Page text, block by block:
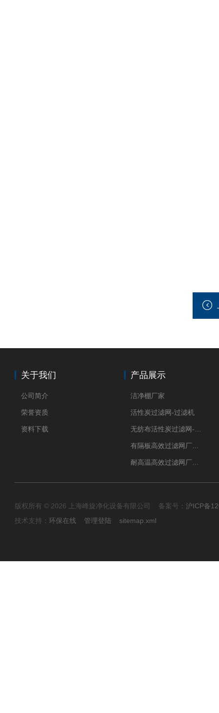
关于我们
公司简介
荣誉资质
资料下载
产品展示
洁净棚厂家
活性炭过滤网-过滤机
版权所有 © 2026 上海峰旋净化设备有限公司 备案号： 沪ICP备
技术支持： 环保在线 管理登陆 sitemap.xml